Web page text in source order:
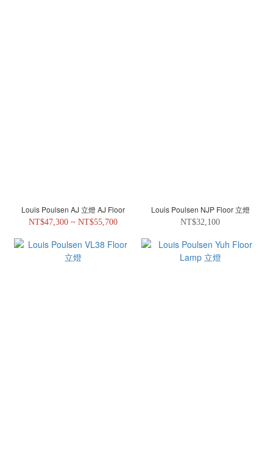
Louis Poulsen AJ 立燈 AJ Floor
NT$47,300 ~ NT$55,700
Louis Poulsen NJP Floor 立燈
NT$32,100